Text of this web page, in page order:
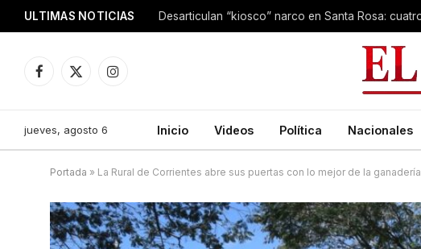
ULTIMAS NOTICIAS
Facebook
X
Instagram
jueves, agosto 6 Inicio Videos Política Nacionales
Portada » La Rural de Corrientes abre sus puertas con lo mejor de la ganadería